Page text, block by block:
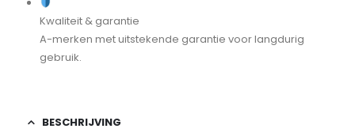
Kwaliteit & garantie
A-merken met uitstekende garantie voor langdurig
gebruik.
BESCHRIJVING